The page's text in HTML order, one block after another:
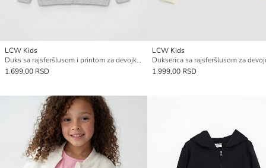
LCW Kids
Duks sa rajsferšlusom i printom za devojke: Jednostavan stil, dizajniran za nju.
1.699,00 RSD
LCW Kids
Dukserica sa rajsferšlusom za
1.999,00 RSD